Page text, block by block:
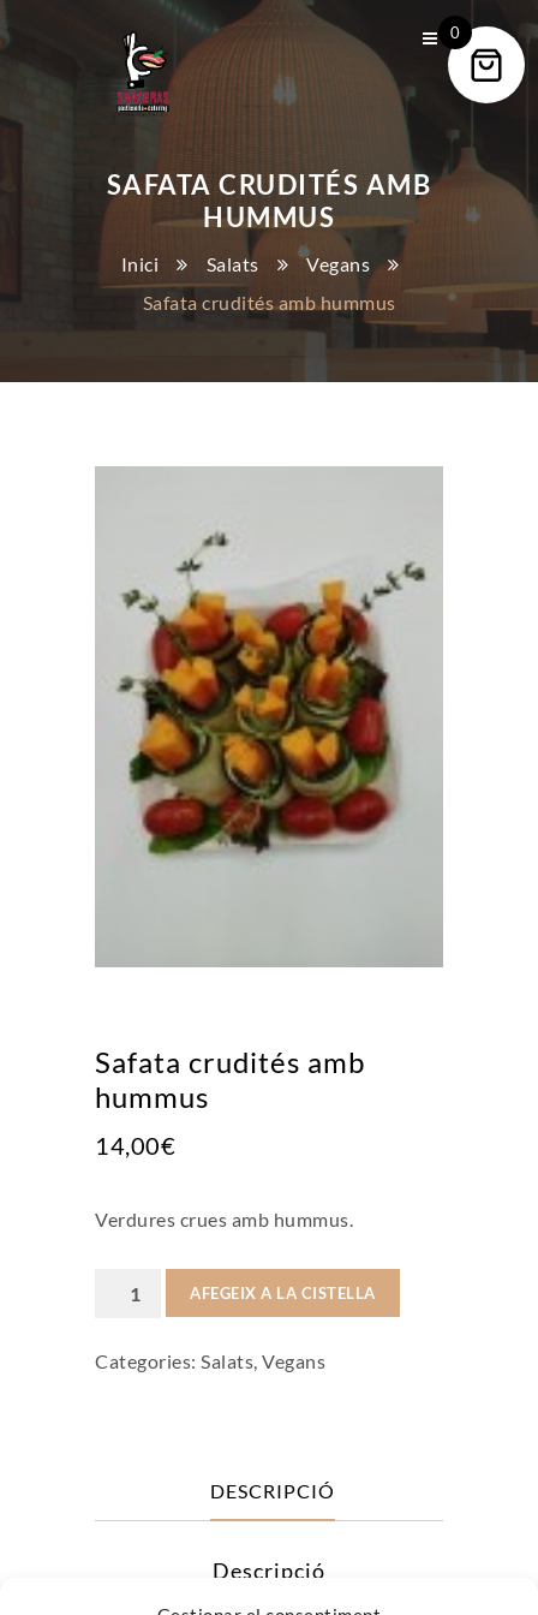
SAFATA CRUDITÉS AMB
HUMMUS
Inici Salats
Vegans
Safata crudités amb hummus
Safata crudités amb
hummus
14,00€
Verdures crues amb hummus.
quantitat
Safata
AFEGEIX A LA CISTELLA
Categories: Salats Vegans
DESCRIPCIÓ
Descripció
0